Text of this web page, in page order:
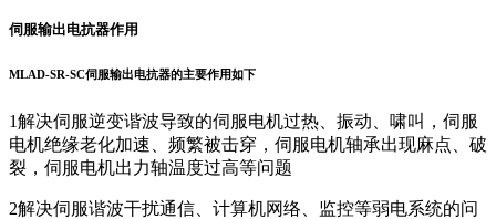
伺服输出电抗器作用
MLAD-SR-SC伺服输出电抗器的主要作用如下
1解决伺服逆变谐波导致的伺服电机过热、振动、啸叫，伺服
电机绝缘老化加速、频繁被击穿，伺服电机轴承出现麻点、破
裂，伺服电机出力轴温度过高等问题
2解决伺服谐波干扰通信、计算机网络、监控等弱电系统的问